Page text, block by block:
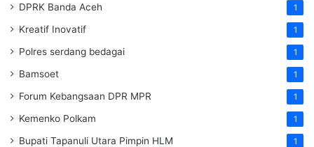
DPRK Banda Aceh 1
Kreatif Inovatif 1
Polres serdang bedagai 1
Bamsoet 1
Forum Kebangsaan DPR MPR 1
Kemenko Polkam 1
‎Bupati Tapanuli Utara Pimpin HLM 1